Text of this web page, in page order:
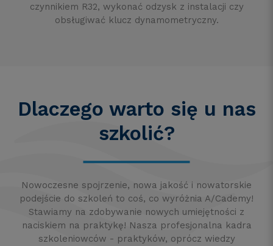
czynnikiem R32, wykonać odzysk z instalacji czy
obsługiwać klucz dynamometryczny.
Dlaczego warto się u nas
szkolić?
Nowoczesne spojrzenie, nowa jakość i nowatorskie
podejście do szkoleń to coś, co wyróżnia A/Cademy!
Stawiamy na zdobywanie nowych umiejętności z
naciskiem na praktykę! Nasza profesjonalna kadra
szkoleniowców - praktyków, oprócz wiedzy